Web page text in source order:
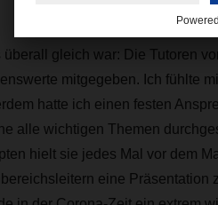
überall gleich war: Die Tutoren
mitgegeben. Ich fühlte
hatte ich einen festen
alle wichtigen Themen
hielt sie jedes Mal vor dem
eine Präsentation